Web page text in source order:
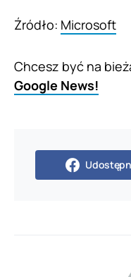
Źródło: Microsoft
Chcesz być na
Google News!